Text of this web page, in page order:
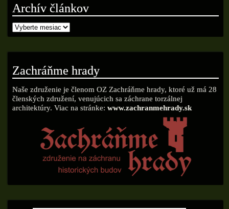
Archív článkov
Zachráňme hrady
Naše združenie je členom OZ Zachráňme hrady, ktoré už má 28
členských združení, venujúcich sa záchrane torzálnej
architektúry. Viac na stránke: www.zachranmehrady.sk